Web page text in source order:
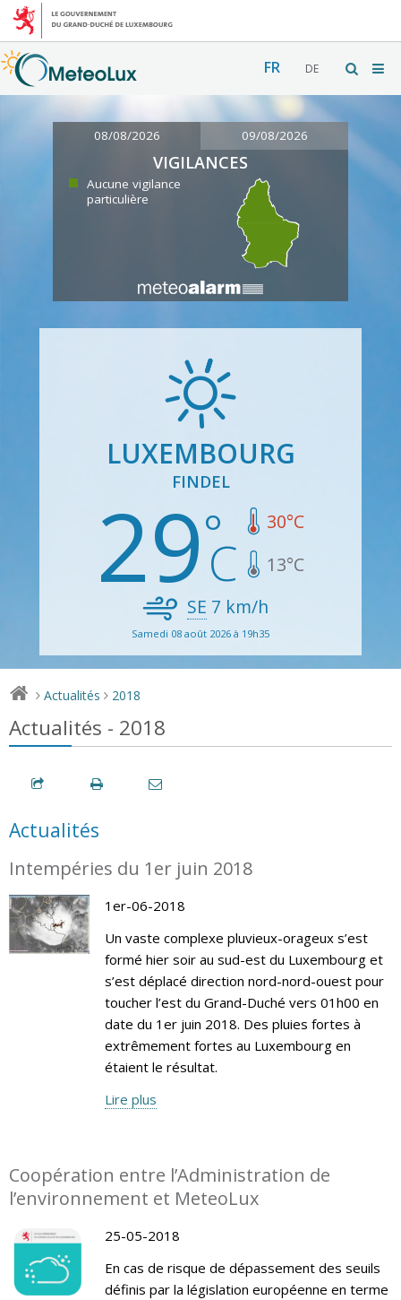
FR DE
08/08/2026 09/08/2026
VIGILANCES
Aucune vigilance
particulière
LUXEMBOURG
FINDEL
29 30°C
13°C
SE 7 km/h
Samedi 08 août 2026 à 19h35
> Actualités > 2018
Actualités - 2018
Actualités
Intempéries du 1er juin 2018
1er-06-2018
Un vaste complexe pluvieux-orageux s’est
formé hier soir au sud-est du Luxembourg et
s’est déplacé direction nord-nord-ouest pour
toucher l’est du Grand-Duché vers 01h00 en
date du 1er juin 2018. Des pluies fortes à
extrêmement fortes au Luxembourg en
étaient le résultat.
Lire plus
Coopération entre l’Administration de
l’environnement et MeteoLux
25-05-2018
En cas de risque de dépassement des seuils
définis par la législation européenne en terme